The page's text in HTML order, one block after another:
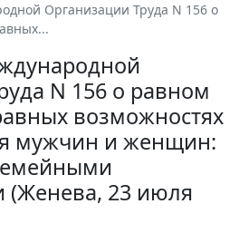
Организации Труда N 156 о
N 156 о равном
возможностях
мужчин и женщин:
(Женева, 23 июля